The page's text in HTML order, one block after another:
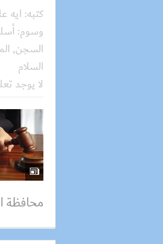
كتبه: ايه
وسوم:
السجن,
السلام
لا يوجد
محافظة